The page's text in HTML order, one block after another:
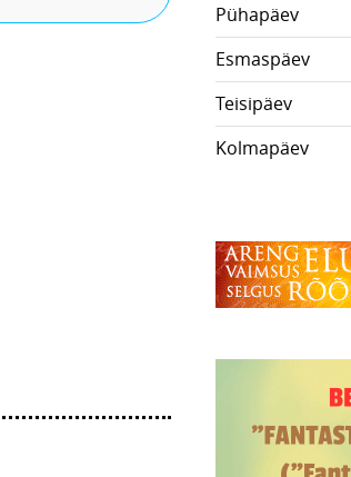
Pühapäev
Esmaspäev
Teisipäev
Kolmapäev